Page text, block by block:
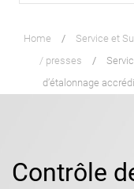
Home / Service et
/ presses
/
d’étalonnage
Contrôle